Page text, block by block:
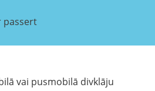
passert
vai pusmobilā divklāju